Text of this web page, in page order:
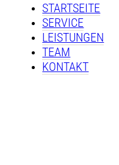
STARTSEITE
SERVICE
LEISTUNGEN
TEAM
KONTAKT